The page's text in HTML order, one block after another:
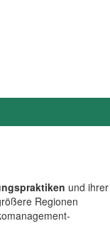
und ihrer
Regionen